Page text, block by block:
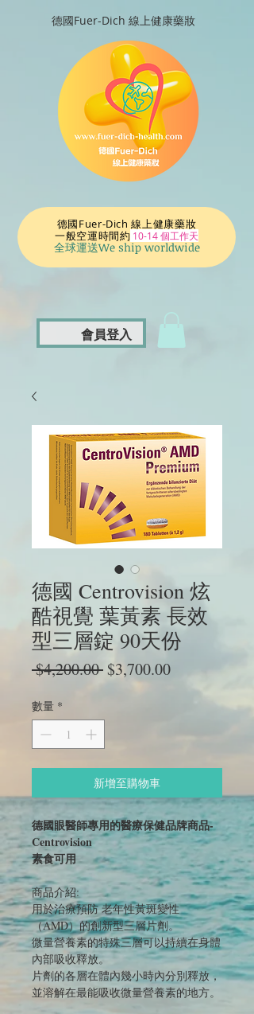
德國Fuer-Dich 線上健康藥妝
德國Fuer-Dich 線上健康藥妝
一般空運時間約 10-14 個工作天
全球運送We ship worldwide
會員登入
德國 Centrovision 炫
酷視覺 葉黃素 長效
型三層錠 90天份
$4,200.00 一
般
$3,700.00促
數量 *
新增至購物車
德國眼醫師專用的醫療保健品牌商品-
Centrovision
素食可用
商品介紹:
用於治療預防 老年性黃斑變性
（AMD）的創新型三層片劑。
微量營養素的特殊三層可以持續在身體
內部吸收釋放。
片劑的各層在體內幾小時內分別釋放，
並溶解在最能吸收微量營養素的地方。